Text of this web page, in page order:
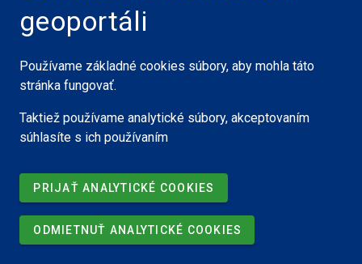
Slovenská agentúra životného prostredia, OSM prispievatelia, Ministerstvo
geoportáli
Používame základné cookies súbory, aby mohla táto
stránka fungovať.
Taktiež používame analytické súbory, akceptovaním
súhlasíte s ich používaním
PRIJAŤ ANALYTICKÉ COOKIES
ODMIETNUŤ ANALYTICKÉ COOKIES